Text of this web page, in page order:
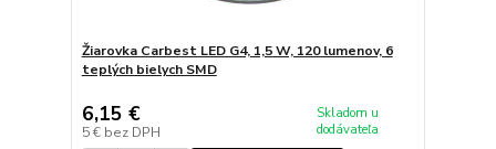
Žiarovka Carbest LED G4, 1,5 W, 120 lumenov, 6
teplých bielych SMD
6,15 €
5 € bez DPH
Skladom u
dodávateľa